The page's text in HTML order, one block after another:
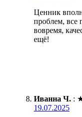
Ценник
проблем, все
вовремя,
ещё!
Иванна Ч. :
19.07.2025